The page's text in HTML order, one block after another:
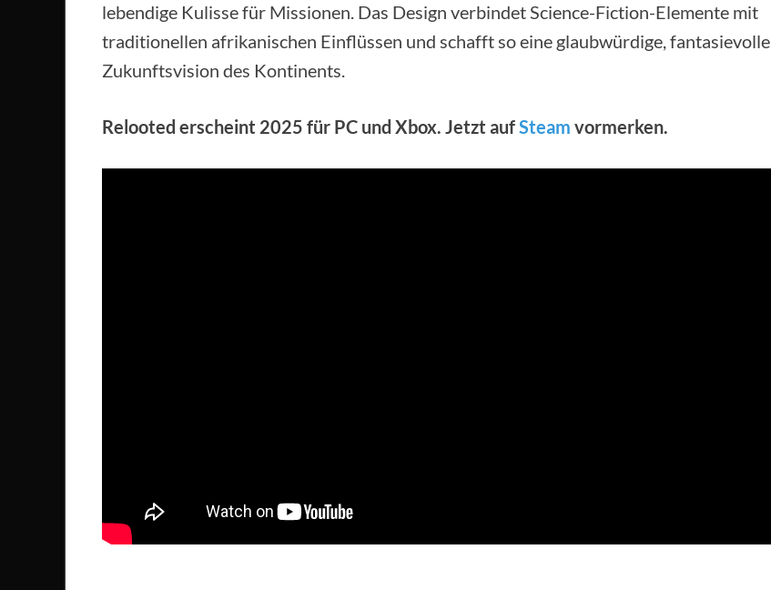
lebendige Kulisse für Missionen. Das Design verbindet Science-Fiction-Elemente mit
traditionellen afrikanischen Einflüssen und schafft so eine glaubwürdige, fantasievolle
Zukunftsvision des Kontinents.
Relooted erscheint 2025 für PC und Xbox. Jetzt aufSteam vormerken.